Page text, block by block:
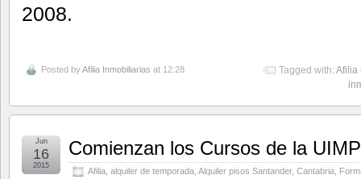
2008.
Posted byAfilia Inmobiliarias at 12:28 Tagged with: Afilia
Comienzan los Cursos de la UIMP
Afilia alquiler de temporada Alquiler pisos Santander, Cantabria
Jun
16
2015